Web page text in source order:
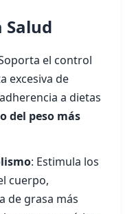
Salud
el control
excesiva de
a dietas
del peso más
: Estimula los
cuerpo,
de grasa más